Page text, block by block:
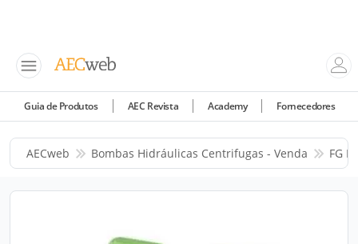
Guia de Produtos AEC Revista Academy Fornecedores
AECweb Bombas Hidráulicas Centrifugas - Venda FG